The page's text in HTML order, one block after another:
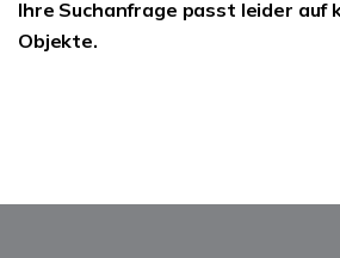
Ihre Suchanfrage passt leider auf
Objekte.